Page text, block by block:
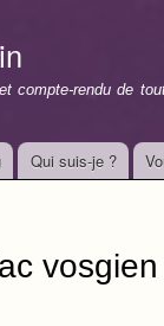
compte-rendu de
Qui suis-je ?
vosgien